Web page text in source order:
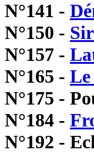
N°141 -
N°150 -
N°157 -
N°165 - Le
N°175 -
N°184 -
N°192 -